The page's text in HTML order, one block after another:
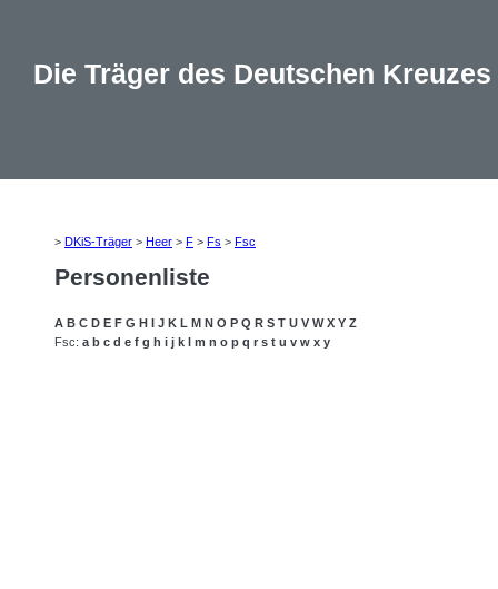
Die Träger des Deutschen Kreuzes
> DKiS-Träger > Heer > F > Fs > Fsc
Personenliste
A B C D E F G H I J K L M N O P Q R S T U V W X Y Z
Fsc: a b c d e f g h i j k l m n o p q r s t u v w x y